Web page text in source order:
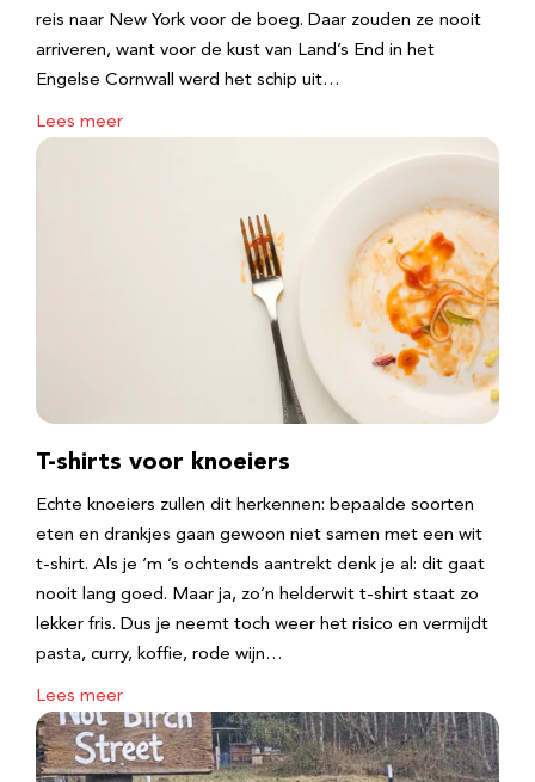
reis naar New York voor de boeg. Daar zouden ze nooit
arriveren, want voor de kust van Land’s End in het
Engelse Cornwall werd het schip uit…
Lees meer
T-shirts voor knoeiers
Echte knoeiers zullen dit herkennen: bepaalde soorten
eten en drankjes gaan gewoon niet samen met een wit
t-shirt. Als je ‘m ’s ochtends aantrekt denk je al: dit gaat
nooit lang goed. Maar ja, zo’n helderwit t-shirt staat zo
lekker fris. Dus je neemt toch weer het risico en vermijdt
pasta, curry, koffie, rode wijn…
Lees meer